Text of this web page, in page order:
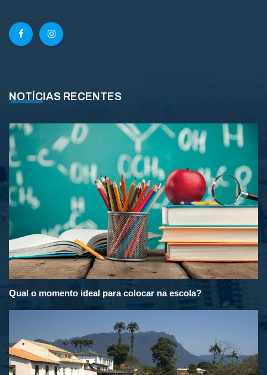
NOTÍCIAS RECENTES
Qual o momento ideal para colocar na escola?